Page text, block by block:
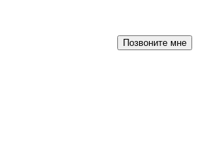
Позвоните мне